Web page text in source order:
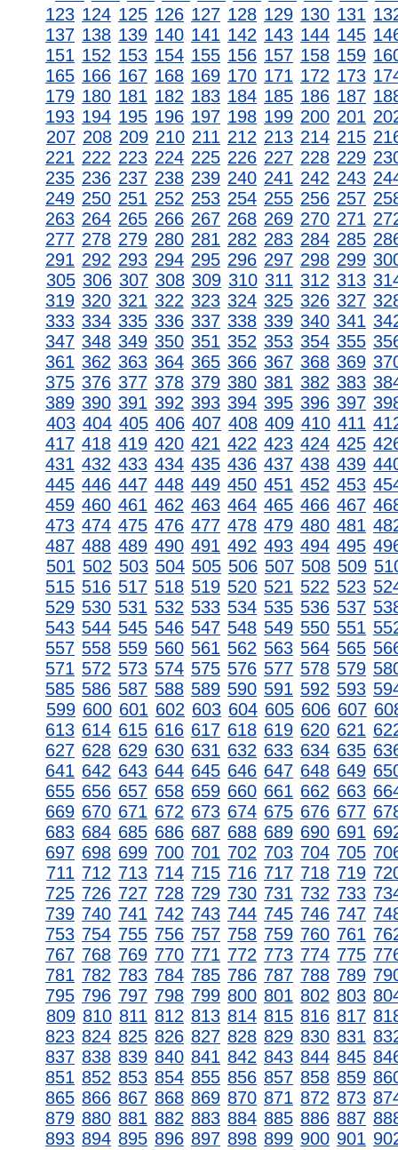
123 124 125 126 127 128 129 130 131
137 138 139 140 141 142 143 144 145
151 152 153 154 155 156 157 158 159
165 166 167 168 169 170 171 172 173
179 180 181 182 183 184 185 186 187
193 194 195 196 197 198 199 200 201
207 208 209 210 211 212 213 214 215
221 222 223 224 225 226 227 228 229
235 236 237 238 239 240 241 242 243
249 250 251 252 253 254 255 256 257
263 264 265 266 267 268 269 270 271
277 278 279 280 281 282 283 284 285
291 292 293 294 295 296 297 298 299
305 306 307 308 309 310 311 312 313
319 320 321 322 323 324 325 326 327
333 334 335 336 337 338 339 340 341
347 348 349 350 351 352 353 354 355
361 362 363 364 365 366 367 368 369
375 376 377 378 379 380 381 382 383
389 390 391 392 393 394 395 396 397
403 404 405 406 407 408 409 410 411
417 418 419 420 421 422 423 424 425
431 432 433 434 435 436 437 438 439
445 446 447 448 449 450 451 452 453
459 460 461 462 463 464 465 466 467
473 474 475 476 477 478 479 480 481
487 488 489 490 491 492 493 494 495
501 502 503 504 505 506 507 508 509
515 516 517 518 519 520 521 522 523
529 530 531 532 533 534 535 536 537
543 544 545 546 547 548 549 550 551
557 558 559 560 561 562 563 564 565
571 572 573 574 575 576 577 578 579
585 586 587 588 589 590 591 592 593
599 600 601 602 603 604 605 606 607
613 614 615 616 617 618 619 620 621
627 628 629 630 631 632 633 634 635
641 642 643 644 645 646 647 648 649
655 656 657 658 659 660 661 662 663
669 670 671 672 673 674 675 676 677
683 684 685 686 687 688 689 690 691
697 698 699 700 701 702 703 704 705
711 712 713 714 715 716 717 718 719
725 726 727 728 729 730 731 732 733
739 740 741 742 743 744 745 746 747
753 754 755 756 757 758 759 760 761
767 768 769 770 771 772 773 774 775
781 782 783 784 785 786 787 788 789
795 796 797 798 799 800 801 802 803
809 810 811 812 813 814 815 816 817
823 824 825 826 827 828 829 830 831
837 838 839 840 841 842 843 844 845
851 852 853 854 855 856 857 858 859
865 866 867 868 869 870 871 872 873
879 880 881 882 883 884 885 886 887
893 894 895 896 897 898 899 900 901